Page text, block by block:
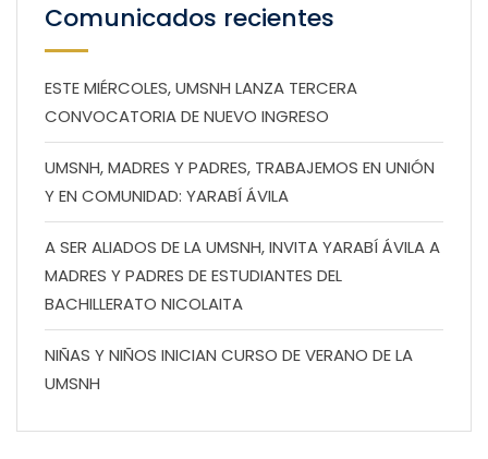
Comunicados recientes
ESTE MIÉRCOLES, UMSNH LANZA TERCERA
CONVOCATORIA DE NUEVO INGRESO
UMSNH, MADRES Y PADRES, TRABAJEMOS EN UNIÓN
Y EN COMUNIDAD: YARABÍ ÁVILA
A SER ALIADOS DE LA UMSNH, INVITA YARABÍ ÁVILA A
MADRES Y PADRES DE ESTUDIANTES DEL
BACHILLERATO NICOLAITA
NIÑAS Y NIÑOS INICIAN CURSO DE VERANO DE LA
UMSNH